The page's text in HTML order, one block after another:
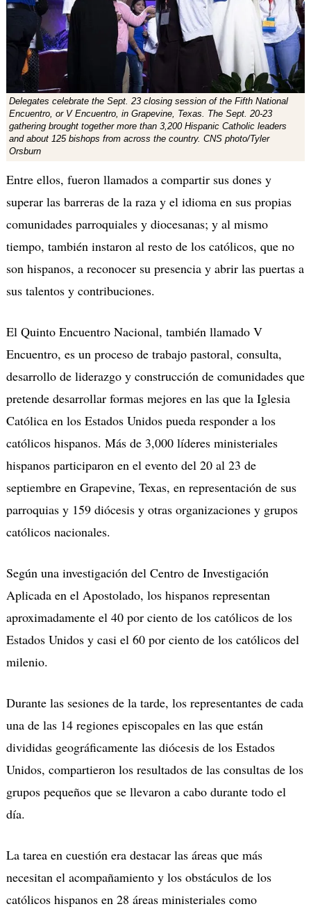
Delegates celebrate the Sept. 23 closing session of the Fifth National
Encuentro, or V Encuentro, in Grapevine, Texas. The Sept. 20-23
gathering brought together more than 3,200 Hispanic Catholic leaders
and about 125 bishops from across the country. CNS photo/Tyler
Orsburn
Entre ellos, fueron llamados a compartir sus dones y
superar las barreras de la raza y el idioma en sus propias
comunidades parroquiales y diocesanas; y al mismo
tiempo, también instaron al resto de los católicos, que no
son hispanos, a reconocer su presencia y abrir las puertas a
sus talentos y contribuciones.
El Quinto Encuentro Nacional, también llamado V
Encuentro, es un proceso de trabajo pastoral, consulta,
desarrollo de liderazgo y construcción de comunidades que
pretende desarrollar formas mejores en las que la Iglesia
Católica en los Estados Unidos pueda responder a los
católicos hispanos. Más de 3,000 líderes ministeriales
hispanos participaron en el evento del 20 al 23 de
septiembre en Grapevine, Texas, en representación de sus
parroquias y 159 diócesis y otras organizaciones y grupos
católicos nacionales.
Según una investigación del Centro de Investigación
Aplicada en el Apostolado, los hispanos representan
aproximadamente el 40 por ciento de los católicos de los
Estados Unidos y casi el 60 por ciento de los católicos del
milenio.
Durante las sesiones de la tarde, los representantes de cada
una de las 14 regiones episcopales en las que están
divididas geográficamente las diócesis de los Estados
Unidos, compartieron los resultados de las consultas de los
grupos pequeños que se llevaron a cabo durante todo el
día.
La tarea en cuestión era destacar las áreas que más
necesitan el acompañamiento y los obstáculos de los
católicos hispanos en 28 áreas ministeriales como